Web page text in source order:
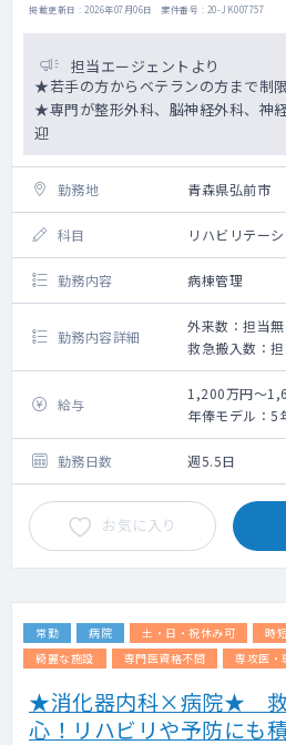
児童精神は少
学べます。
残業は人に寄り
掲載更新日 : 2026年07月06日 案件番号 : 20-JK007757
担当エージェントより
★若手の方からベテランの方まで制
★専門が整形外科、脳神経外科、神
迎
勤務地 青森県弘前市
科目 リハビリテー
勤務内容 病棟管理
勤務内容詳細
外来数：担当無
救急搬入数：
手術数：担当無
給与
1,200万円～
年俸モデル：5
円、15年目
勤務日数
週5.5日
お気に入り
常勤 病院 土・日・祝休み可 時
綺麗な施設
専門医資格不問 専攻医・
★消化器内科×病院★ 救
心！リハビリや予防にも